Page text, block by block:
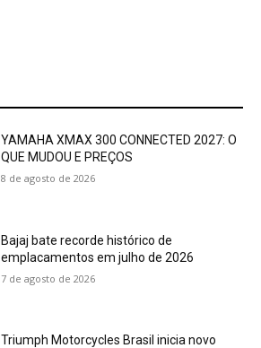
YAMAHA XMAX 300 CONNECTED 2027: O
QUE MUDOU E PREÇOS
8 de agosto de 2026
Bajaj bate recorde histórico de
emplacamentos em julho de 2026
7 de agosto de 2026
Triumph Motorcycles Brasil inicia novo